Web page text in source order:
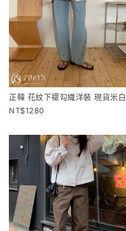
正韓 花紋下襬勾織洋裝 現貨米白
1280